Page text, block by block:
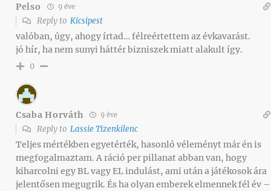
Pelso 9 éve
Reply to Kicsipest
valóban, úgy, ahogy írtad… félreértettem az évkavarást.
jó hír, ha nem sunyi háttér bizniszek miatt alakult így.
0
Csaba Horváth 9 éve
Reply to Lassie Tizenkilenc
Teljes mértékben egyetérték, hasonló véleményt már én is
megfogalmaztam. A ráció per pillanat abban van, hogy
kiharcolni egy BL vagy EL indulást, ami után a játékosok ára
jelentősen megugrik. És ha olyan emberek elmennek fél év –